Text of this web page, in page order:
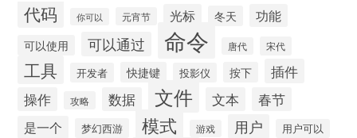
代码 你可以 元宵节 光标 冬天 功能
可以使用 可以通过 命令 唐代 宋代
工具 开发者 快捷键 投影仪 按下 插件
操作 攻略 数据 文件 文本 春节
是一个 梦幻西游 模式 游戏 用户 用户可以